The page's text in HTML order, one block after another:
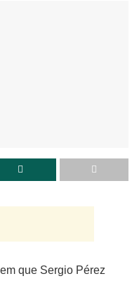
que Sergio Pérez